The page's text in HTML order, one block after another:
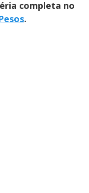
completa no
.